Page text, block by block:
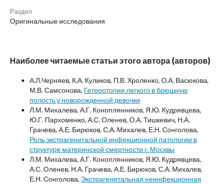
Раздел
Оригинальные исследования
Наиболее читаемые статьи этого автора (авторов)
А.Л.Черняев, К.А. Куликов, П.В. Хроленко, О.А. Васюкова,
М.В. Самсонова, Гетеротопия легкого в брюшную
полость у новорожденной девочки
Л.М. Михалева, А.Г. Коноплянников, Я.Ю. Кудрявцева,
Ю.Г. Пархоменко, А.С. Оленев, О.А. Тишкевич, Н.А.
Грачева, А.Е. Бирюков, С.А. Михалев, Е.Н. Сонголова,
Роль экстрагенитальной инфекционной патологии в
структуре материнской смертности г. Москвы
Л.М. Михалева, А.Г. Коноплянников, Я.Ю. Кудрявцева,
А.С. Оленев, Н.А. Грачева, А.Е. Бирюков, С.А. Михалев,
Е.Н. Сонголова, Экстрагенитальная неинфекционная